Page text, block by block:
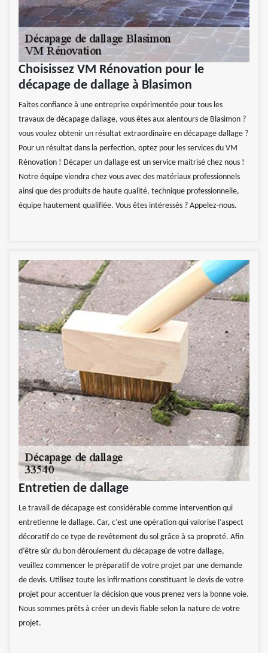
Choisissez VM Rénovation pour le
décapage de dallage à Blasimon
Faites confiance à une entreprise expérimentée pour tous les
travaux de décapage dallage, vous êtes aux alentours de Blasimon ?
vous voulez obtenir un résultat extraordinaire en décapage dallage ?
Pour un résultat dans la perfection, optez pour les services du VM
Rénovation ! Décaper un dallage est un service maitrisé chez nous !
Notre équipe viendra chez vous avec des matériaux professionnels
ainsi que des produits de haute qualité, technique professionnelle,
équipe hautement qualifiée. Vous êtes intéressés ? Appelez-nous.
Entretien de dallage
Le travail de décapage est considérable comme intervention qui
entretienne le dallage. Car, c’est une opération qui valorise l’aspect
décoratif de ce type de revêtement du sol grâce à sa propreté. Afin
d’être sûr du bon déroulement du décapage de votre dallage,
veuillez commencer le préparatif de votre projet par une demande
de devis. Utilisez toute les infirmations constituant le devis de votre
projet pour accentuer la décision que vous prenez vers la bonne voie.
Nous sommes prêts à créer un devis fiable selon la nature de votre
projet.